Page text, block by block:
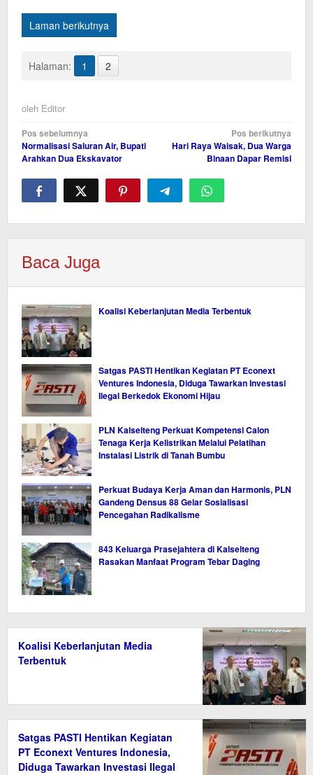
Laman berikutnya
Halaman: 1 2
oleh Editor
Navigasi
pos
Pos sebelumnya
Normalisasi Saluran Air, Bupati
Arahkan Dua Ekskavator
Pos berikutnya
Hari Raya Waisak, Dua Warga
Binaan Dapar Remisi
Baca Juga
Koalisi Keberlanjutan Media Terbentuk
Satgas PASTI Hentikan Kegiatan PT Econext
Ventures Indonesia, Diduga Tawarkan Investasi
Ilegal Berkedok Ekonomi Hijau
PLN Kalselteng Perkuat Kompetensi Calon
Tenaga Kerja Kelistrikan Melalui Pelatihan
Instalasi Listrik di Tanah Bumbu
Perkuat Budaya Kerja Aman dan Harmonis, PLN
Gandeng Densus 88 Gelar Sosialisasi
Pencegahan Radikalisme
843 Keluarga Prasejahtera di Kalselteng
Rasakan Manfaat Program Tebar Daging
Koalisi Keberlanjutan Media
Terbentuk
Satgas PASTI Hentikan Kegiatan
PT Econext Ventures Indonesia,
Diduga Tawarkan Investasi Ilegal